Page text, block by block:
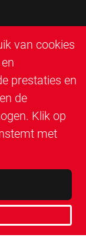
van cookies
prestaties en
de
Klik op
met